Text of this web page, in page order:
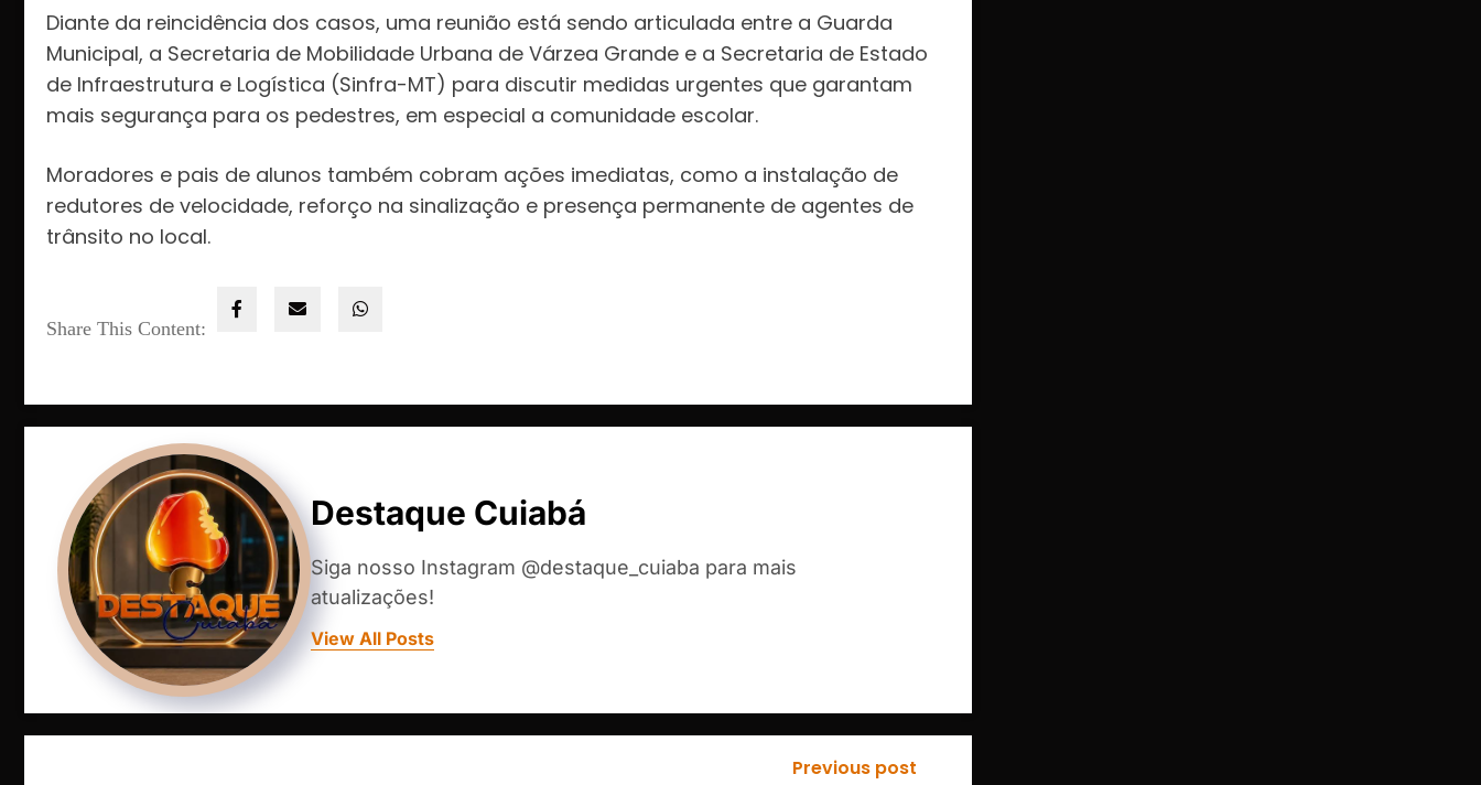
Diante da reincidência dos casos, uma reunião está sendo articulada entre a Guarda
Municipal, a Secretaria de Mobilidade Urbana de Várzea Grande e a Secretaria de Estado
de Infraestrutura e Logística (Sinfra-MT) para discutir medidas urgentes que garantam
mais segurança para os pedestres, em especial a comunidade escolar.
Moradores e pais de alunos também cobram ações imediatas, como a instalação de
redutores de velocidade, reforço na sinalização e presença permanente de agentes de
trânsito no local.
Share This Content:
Destaque Cuiabá
Siga nosso Instagram @destaque_cuiaba para mais
atualizações!
View All Posts
Previous post